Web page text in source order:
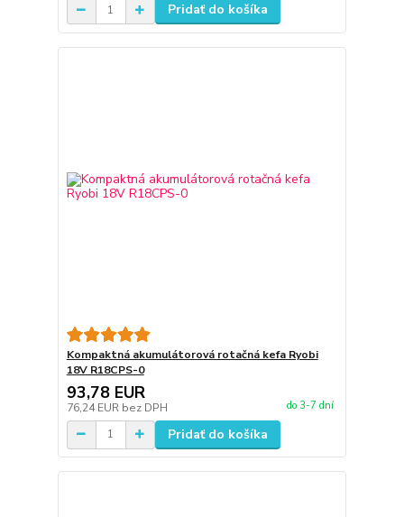
Pridať do košíka
Kompaktná akumulátorová rotačná kefa Ryobi
18V R18CPS-0
93,78 EUR
76,24 EUR bez DPH do 3-7 dní
Pridať do košíka